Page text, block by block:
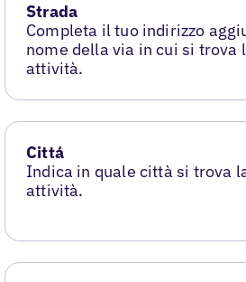
Strada
Completa il tuo indirizzo
nome della via in cui si trova
attività.
Cittá
Indica in quale città si trova
attività.